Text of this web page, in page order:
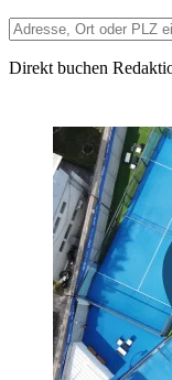
Direkt buchen